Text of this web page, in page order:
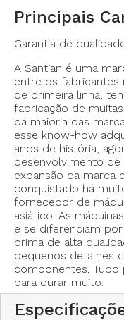
Principais
Garantia de
A Santian é uma
entre os fabricantes
de primeira linha,
fabricação de
da maioria das
esse know-how
anos de história,
desenvolvimento
expansão da marca
conquistado há
fornecedor de
asiático. As
e se diferenciam
prima de alta
pequenos detalhes
componentes.
para durar muito.
- Marca: Santian
- Tamanho da faca:
- Capacidade de
- Potência: variável
- Velocidade
rpm e 4000 rpm
- Afiador automático
- Lubrificação
- Protetor frontal
regulagem de altura
- Voltagem: 220V
- Peso Líquido: 15Kgs
- Peso Bruto: 18Kgs
- Opções de faca
Superliga de aço